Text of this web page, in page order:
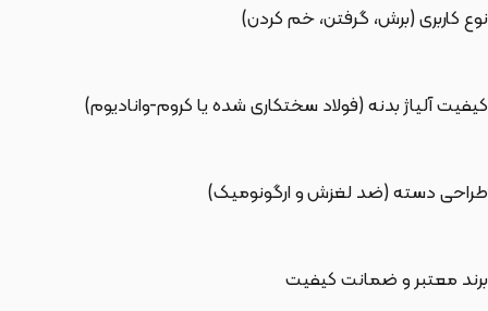
نوع کاربری (برش، گرفتن، خم کردن)
کیفیت آلیاژ بدنه (فولاد سختکاری شده یا کروم-وانادیوم)
طراحی دسته (ضد لغزش و ارگونومیک)
برند معتبر و ضمانت کیفیت